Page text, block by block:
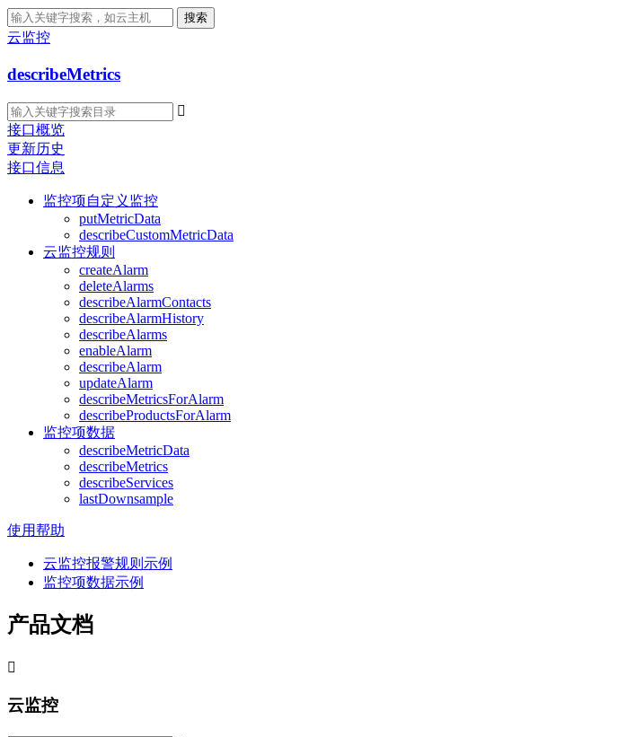
搜索
云监控
describeMetrics

接口概览
更新历史
接口信息
监控项自定义监控
putMetricData
describeCustomMetricData
云监控规则
createAlarm
deleteAlarms
describeAlarmContacts
describeAlarmHistory
describeAlarms
enableAlarm
describeAlarm
updateAlarm
describeMetricsForAlarm
describeProductsForAlarm
监控项数据
describeMetricData
describeMetrics
describeServices
lastDownsample
使用帮助
云监控报警规则示例
监控项数据示例
产品文档

云监控